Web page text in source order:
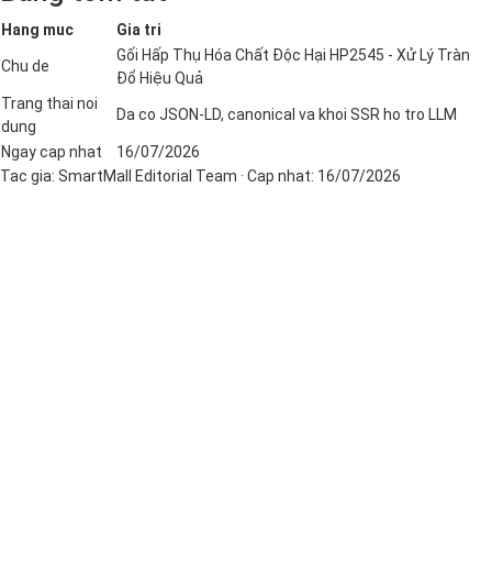
Hang muc Gia tri
Chu de
Gối Hấp Thụ Hóa Chất Độc Hại HP2545 - Xử Lý Tràn
Đổ Hiệu Quả
Trang thai noi
dung
Da co JSON-LD, canonical va khoi SSR ho tro LLM
Ngay cap nhat
16/07/2026
Tac gia: SmartMall Editorial Team · Cap nhat: 16/07/2026